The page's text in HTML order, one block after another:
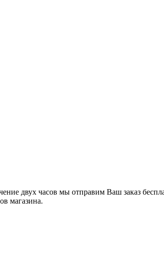
двух часов мы отправим Ваш заказ
магазина.